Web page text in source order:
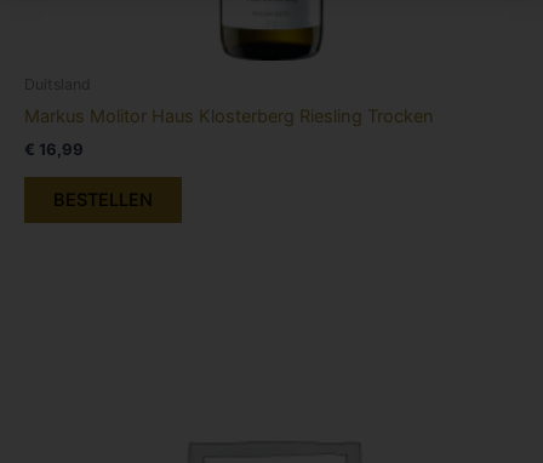
Duitsland
Markus Molitor Haus Klosterberg Riesling Trocken
€ 16,99
BESTELLEN